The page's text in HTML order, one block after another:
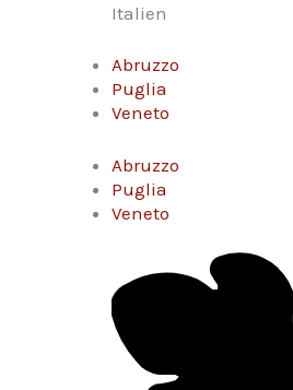
Italien
Abruzzo
Puglia
Veneto
Abruzzo
Puglia
Veneto